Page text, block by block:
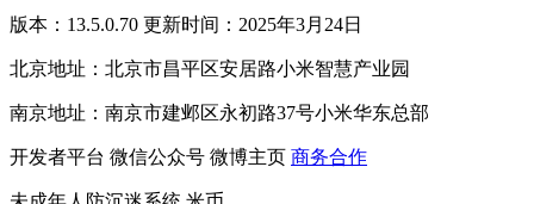
版本：13.5.0.70 更新时间：2025年3月24日
北京地址：北京市昌平区安居路小米智慧产业园
南京地址：南京市建邺区永初路37号小米华东总部
开发者平台 微信公众号 微博主页 商务合作